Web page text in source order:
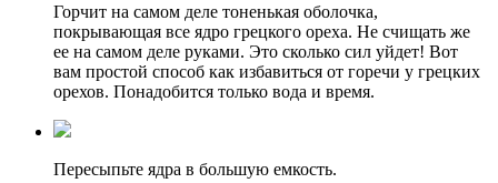
Горчит на самом деле тоненькая оболочка,
покрывающая все ядро грецкого ореха. Не счищать же
ее на самом деле руками. Это сколько сил уйдет! Вот
вам простой способ как избавиться от горечи у грецких
орехов. Понадобится только вода и время.
Пересыпьте ядра в большую емкость.